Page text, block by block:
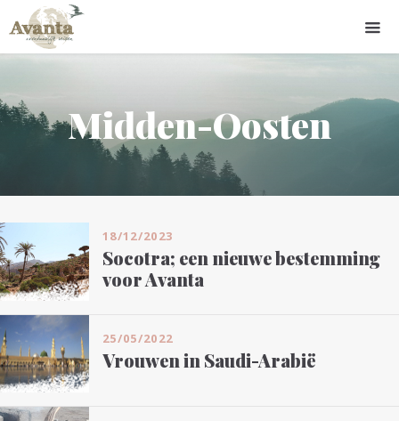
Midden-Oosten
18/12/2023
Socotra; een nieuwe bestemming
voor Avanta
25/05/2022
Vrouwen in Saudi-Arabië